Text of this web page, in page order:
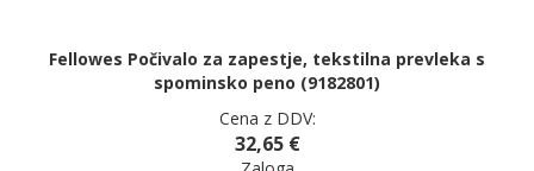
Fellowes Počivalo za zapestje, tekstilna prevleka s
spominsko peno (9182801)
Cena z DDV:
32,65 €